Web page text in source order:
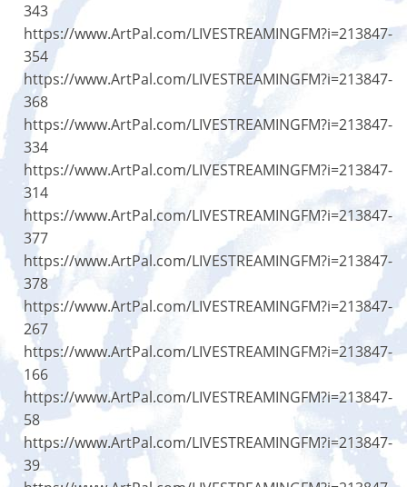
343
https://www.ArtPal.com/LIVESTREAMINGFM?i=213847-
354
https://www.ArtPal.com/LIVESTREAMINGFM?i=213847-
368
https://www.ArtPal.com/LIVESTREAMINGFM?i=213847-
334
https://www.ArtPal.com/LIVESTREAMINGFM?i=213847-
314
https://www.ArtPal.com/LIVESTREAMINGFM?i=213847-
377
https://www.ArtPal.com/LIVESTREAMINGFM?i=213847-
378
https://www.ArtPal.com/LIVESTREAMINGFM?i=213847-
267
https://www.ArtPal.com/LIVESTREAMINGFM?i=213847-
166
https://www.ArtPal.com/LIVESTREAMINGFM?i=213847-
58
https://www.ArtPal.com/LIVESTREAMINGFM?i=213847-
39